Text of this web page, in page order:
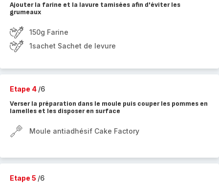
Ajouter la farine et la lavure tamisées afin d'éviter les
grumeaux
150g Farine
1sachet Sachet de levure
Etape 4 /6
Verser la préparation dans le moule puis couper les pommes en
lamelles et les disposer en surface
Moule antiadhésif Cake Factory
Etape 5 /6